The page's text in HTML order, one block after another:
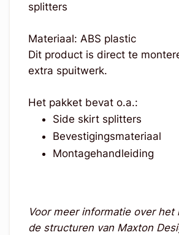
splitters
Materiaal: ABS plastic
Dit product is direct te
extra spuitwerk.
Het pakket bevat o.a.:
Side skirt splitters
Bevestigingsmateriaal
Montagehandleiding
Voor meer informatie over het
de structuren van Maxton